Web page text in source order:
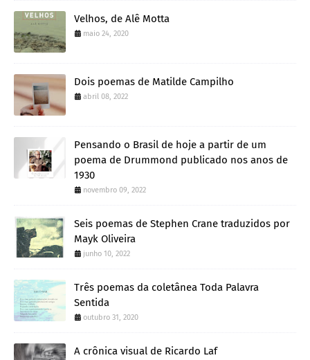
Velhos, de Alê Motta
maio 24, 2020
Dois poemas de Matilde Campilho
abril 08, 2022
Pensando o Brasil de hoje a partir de um
poema de Drummond publicado nos anos de
1930
novembro 09, 2022
Seis poemas de Stephen Crane traduzidos por
Mayk Oliveira
junho 10, 2022
Três poemas da coletânea Toda Palavra
Sentida
outubro 31, 2020
A crônica visual de Ricardo Laf